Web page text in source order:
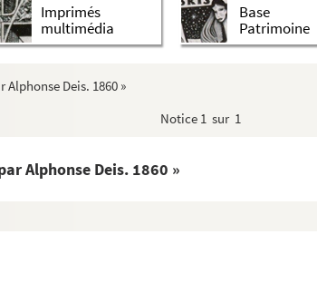
Imprimés
multimédia
Base
Patrimoine
Deis. 1860 »
Notice 1 sur 1
Alphonse Deis. 1860 »
Jean Jacques Chifflet, traduite en françois ...
(1391-1740)